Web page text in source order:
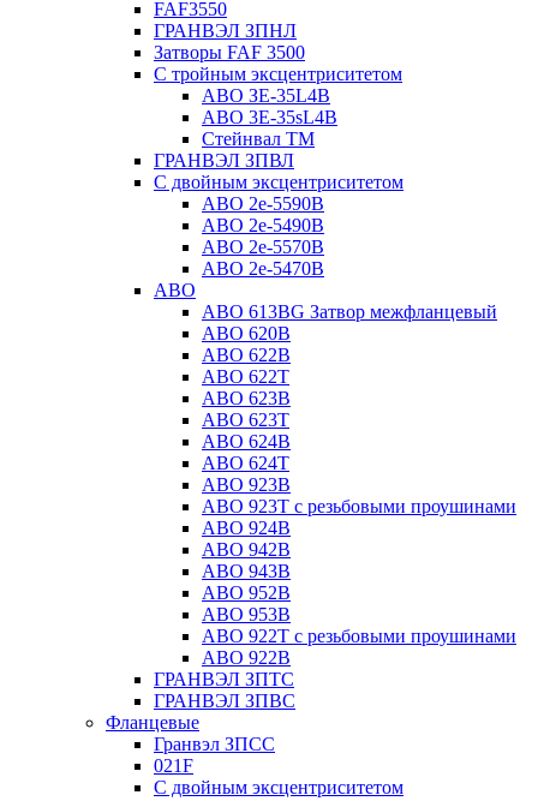
FAF3550
ГРАНВЭЛ ЗПНЛ
Затворы FAF 3500
С тройным эксцентриситетом
ABO ЗE-35L4B
ABO 3E-35sL4B
Стейнвал ТМ
ГРАНВЭЛ ЗПВЛ
С двойным эксцентриситетом
ABO 2e-5590B
ABO 2е-5490B
ABO 2е-5570B
ABO 2е-5470B
ABO
ABO 613BG Затвор межфланцевый
ABO 620B
ABO 622B
ABO 622T
ABO 623B
ABO 623T
ABO 624В
ABO 624Т
ABO 923B
ABO 923Т с резьбовыми проушинами
ABO 924B
ABO 942B
ABO 943B
ABO 952B
ABO 953B
ABO 922T с резьбовыми проушинами
ABO 922B
ГРАНВЭЛ ЗПТС
ГРАНВЭЛ ЗПВС
Фланцевые
Гранвэл ЗПСС
021F
С двойным эксцентриситетом